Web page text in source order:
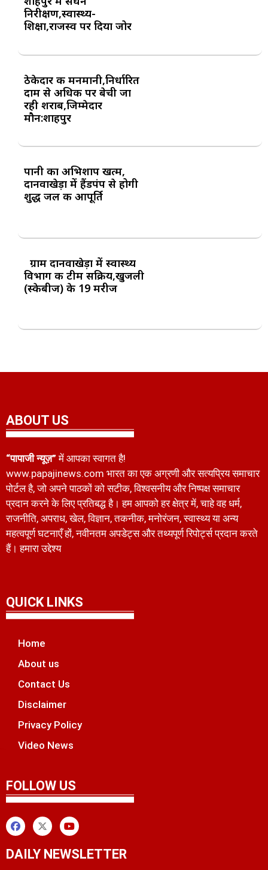
निरीक्षण,स्वास्थ्य-
शिक्षा,राजस्व पर दिया जोर
ठेकेदार की मनमानी,निर्धारित
दाम से अधिक पर बेची जा
रही शराब,जिम्मेदार
मौन:शाहपुर
पानी का अभिशाप खत्म,
दानवाखेड़ा में हैंडपंप से होगी
शुद्ध जल की आपूर्ति
ग्राम दानवाखेड़ा में स्वास्थ्य
विभाग की टीम सक्रिय,खुजली
(स्केबीज) के 19 मरीज
ABOUT US
“पापाजी न्यूज़” में आपका स्वागत है!
www.papajinews.com भारत का एक अग्रणी और सत्यप्रिय समाचार
पोर्टल है, जो अपने पाठकों को सटीक, विश्वसनीय और निष्पक्ष समाचार
प्रदान करने के लिए प्रतिबद्ध है। हम आपको हर क्षेत्र में, चाहे वह धर्म,
राजनीति, अपराध, खेल, विज्ञान, तकनीक, मनोरंजन, स्वास्थ्य या अन्य
महत्वपूर्ण घटनाएँ हों, नवीनतम अपडेट्स और तथ्यपूर्ण रिपोर्ट्स प्रदान करते
हैं। हमारा उद्देश्य
QUICK LINKS
Home
About us
Contact Us
Disclaimer
Privacy Policy
Video News
FOLLOW US
DAILY NEWSLETTER